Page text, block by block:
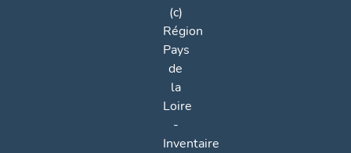
(c)
Région
Pays
de
la
Loire
-
Inventaire